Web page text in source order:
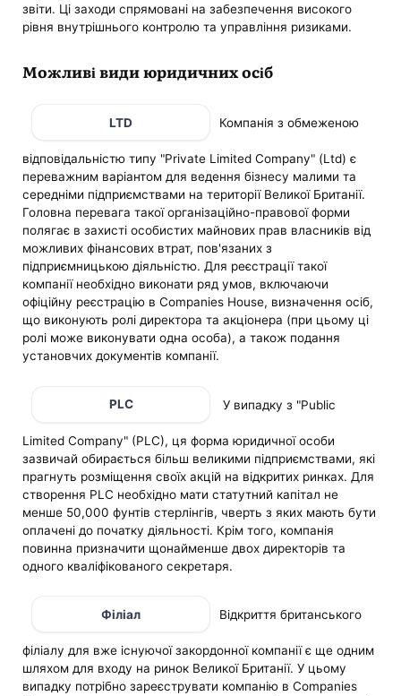
звіти. Ці заходи спрямовані на забезпечення високого
рівня внутрішнього контролю та управління ризиками.
Можливі види юридичних осіб
LTD Компанія з обмеженою
відповідальністю типу "Private Limited Company" (Ltd) є
переважним варіантом для ведення бізнесу малими та
середніми підприємствами на території Великої Британії.
Головна перевага такої організаційно-правової форми
полягає в захисті особистих майнових прав власників від
можливих фінансових втрат, пов'язаних з
підприємницькою діяльністю. Для реєстрації такої
компанії необхідно виконати ряд умов, включаючи
офіційну реєстрацію в Companies House, визначення осіб,
що виконують ролі директора та акціонера (при цьому ці
ролі може виконувати одна особа), а також подання
установчих документів компанії.
PLC У випадку з "Public
Limited Company" (PLC), ця форма юридичної особи
зазвичай обирається більш великими підприємствами, які
прагнуть розміщення своїх акцій на відкритих ринках. Для
створення PLC необхідно мати статутний капітал не
менше 50,000 фунтів стерлінгів, чверть з яких мають бути
оплачені до початку діяльності. Крім того, компанія
повинна призначити щонайменше двох директорів та
одного кваліфікованого секретаря.
Філіал Відкриття британського
філіалу для вже існуючої закордонної компанії є ще одним
шляхом для входу на ринок Великої Британії. У цьому
випадку потрібно зареєструвати компанію в Companies